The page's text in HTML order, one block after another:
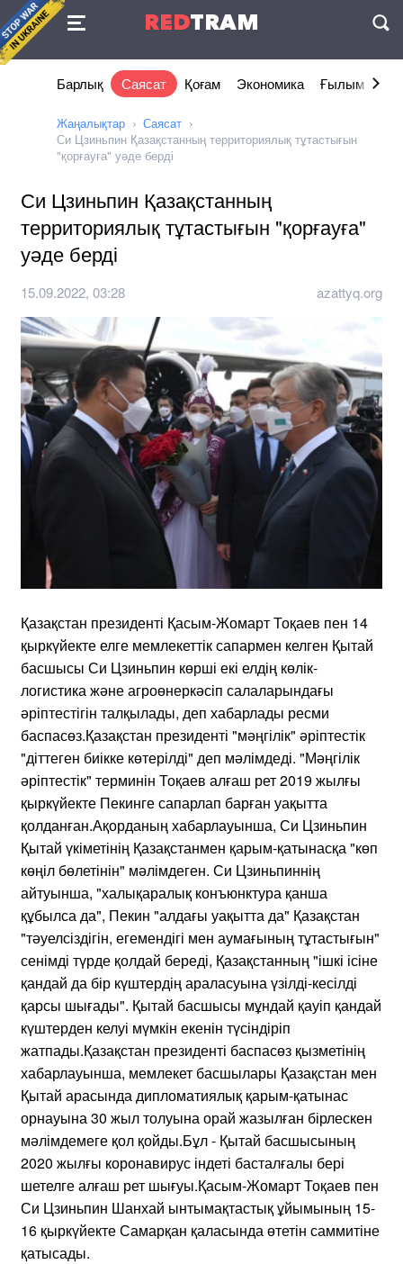
REDTRAM
Келісімі
Барлық Саясат Қоғам Экономика Ғылым және
Жаңалықтар
Саясат
Си Цзиньпин Қазақстанның территориялық тұтастығын
"қорғауға" уәде берді
Си Цзиньпин Қазақстанның
территориялық тұтастығын "қорғауға"
уәде берді
15.09.2022, 03:28 azattyq.org
Қазақстан президенті Қасым-Жомарт Тоқаев пен 14
қыркүйекте елге мемлекеттік сапармен келген Қытай
басшысы Си Цзиньпин көрші екі елдің көлік-
логистика және агроөнеркәсіп салаларындағы
әріптестігін талқылады, деп хабарлады ресми
баспасөз.Қазақстан президенті "мәңгілік" әріптестік
"діттеген биікке көтерілді" деп мәлімдеді. "Мәңгілік
әріптестік" терминін Тоқаев алғаш рет 2019 жылғы
қыркүйекте Пекинге сапарлап барған уақытта
қолданған.Ақорданың хабарлауынша, Си Цзиньпин
Қытай үкіметінің Қазақстанмен қарым-қатынасқа "көп
көңіл бөлетінін" мәлімдеген. Си Цзиньпиннің
айтуынша, "халықаралық конъюнктура қанша
құбылса да", Пекин "алдағы уақытта да" Қазақстан
"тәуелсіздігін, егемендігі мен аумағының тұтастығын"
сенімді түрде қолдай береді, Қазақстанның "ішкі ісіне
қандай да бір күштердің араласуына үзілді-кесілді
қарсы шығады". Қытай басшысы мұндай қауіп қандай
күштерден келуі мүмкін екенін түсіндіріп
жатпады.Қазақстан президенті баспасөз қызметінің
хабарлауынша, мемлекет басшылары Қазақстан мен
Қытай арасында дипломатиялық қарым-қатынас
орнауына 30 жыл толуына орай жазылған бірлескен
мәлімдемеге қол қойды.Бұл - Қытай басшысының
2020 жылғы коронавирус індеті басталғалы бері
шетелге алғаш рет шығуы.Қасым-Жомарт Тоқаев пен
Си Цзиньпин Шанхай ынтымақтастық ұйымының 15-
16 қыркүйекте Самарқан қаласында өтетін саммитіне
қатысады.